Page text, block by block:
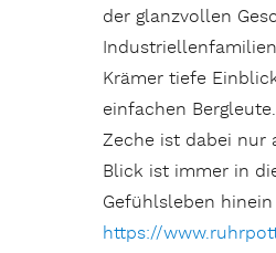
der glanzvollen
Krämer tiefe
einfachen
Zeche ist dabei nur
Blick ist immer in
Gefühlsleben
https://